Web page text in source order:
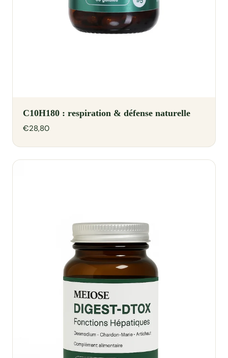
C10H180 : respiration & défense naturelle
€28,80